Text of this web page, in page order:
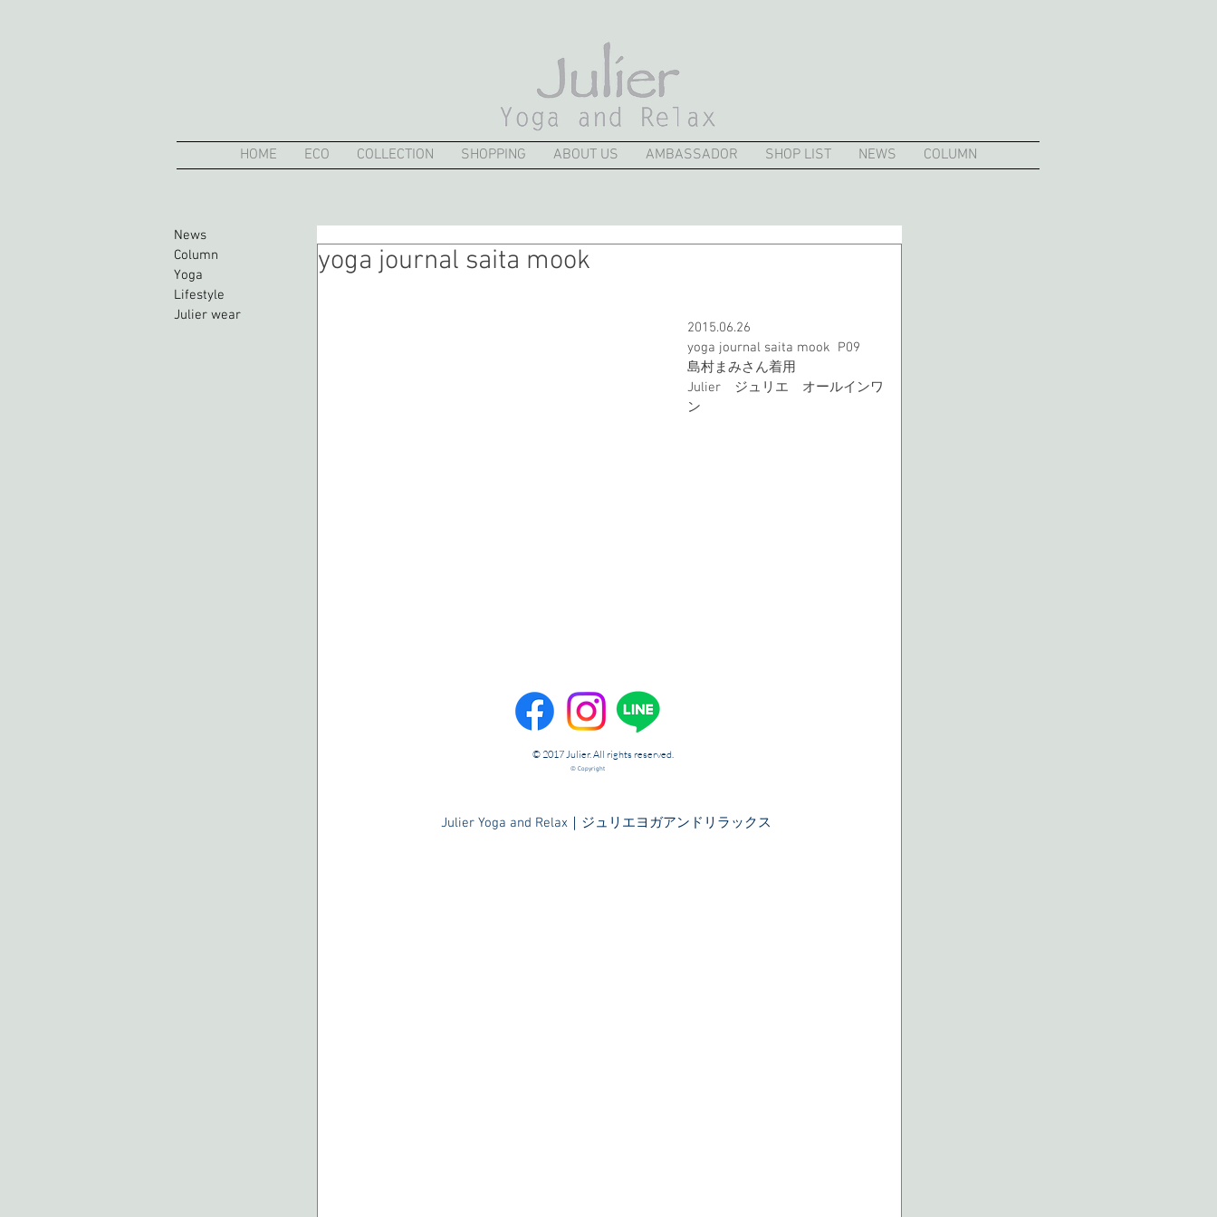
HOME ECO COLLECTION SHOPPING ABOUT US AMBASSADOR SHOP LIST NEWS COLUMN
News
Column
Yoga
Lifestyle
Julier wear
yoga journal saita mook
2015.06.26
yoga journal saita mook  P09
島村まみさん着用
Julier　ジュリエ　オールインワ
ン
© 2017 Julier. All rights reserved.
© Copyright
​Julier Yoga and Relax｜ジュリエヨガアンドリラックス